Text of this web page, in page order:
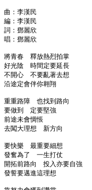
曲： 李漢民
編： 李漢民
詞： 鄧麗欣
唱： 鄧麗欣
將青春 釋放熱烈拍掌
好光陰 時間定要延長
不開心 不要亂著去想
沿途定會伴你翱翔
重重路障 也找到路向
要做到 定要堅強
前途未會惆悵
去闖大理想 新方向
要快樂 最重要細想
發奮為了 一生打仗
開拓前路向 投入亦要自強
發誓要邁進這理想